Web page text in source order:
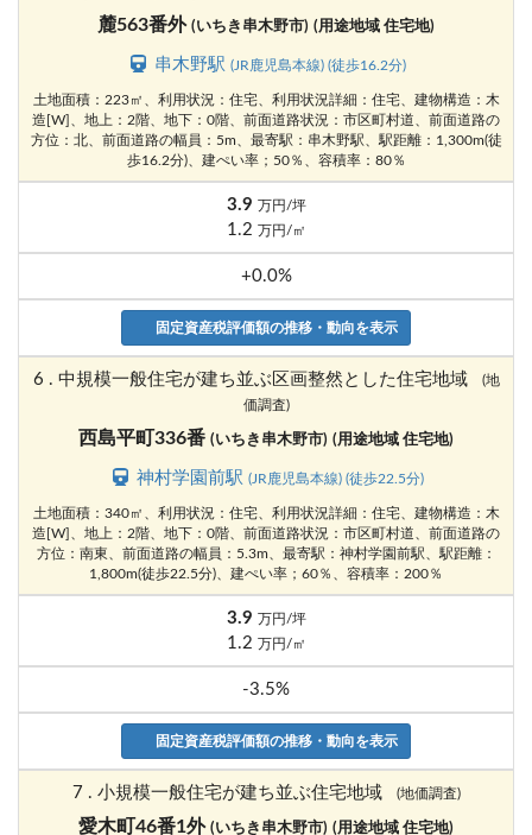
麓563番外 (いちき串木野市) (用途地域 住宅地)
串木野駅 (JR鹿児島本線) (徒歩16.2分)
土地面積：223㎡、利用状況：住宅、利用状況詳細：住宅、建物構造：木
造[W]、地上：2階、地下：0階、前面道路状況：市区町村道、前面道路の
方位：北、前面道路の幅員：5m、最寄駅：串木野駅、駅距離：1,300m(徒
歩16.2分)、建ぺい率；50％、容積率：80％
3.9 万円/坪
1.2 万円/㎡
+0.0%
固定資産税評価額の推移・動向を表示
6 . 中規模一般住宅が建ち並ぶ区画整然とした住宅地域
(地
価調査)
西島平町336番 (いちき串木野市) (用途地域 住宅地)
神村学園前駅 (JR鹿児島本線) (徒歩22.5分)
土地面積：340㎡、利用状況：住宅、利用状況詳細：住宅、建物構造：木
造[W]、地上：2階、地下：0階、前面道路状況：市区町村道、前面道路の
方位：南東、前面道路の幅員：5.3m、最寄駅：神村学園前駅、駅距離：
1,800m(徒歩22.5分)、建ぺい率；60％、容積率：200％
3.9 万円/坪
1.2 万円/㎡
-3.5%
固定資産税評価額の推移・動向を表示
7 . 小規模一般住宅が建ち並ぶ住宅地域 (地価調査)
愛木町46番1外 (いちき串木野市) (用途地域 住宅地)